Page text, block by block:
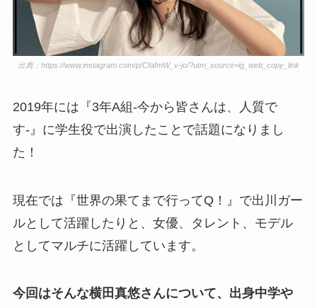
出典：https://www.instagram.com/p/CfafmW_v-jo/?utm_source=ig_web_copy_link
2019年には『3年A組-今から皆さんは、人質で
す-』に学生役で出演したことで話題になりまし
た！
現在では『世界の果てまで行ってQ！』で出川ガー
ルとして活躍したりと、女優、タレント、モデル
としてマルチに活躍しています。
今回はそんな横田真悠さんについて、出身中学や